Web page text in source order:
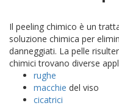
Il peeling chimico è un
soluzione chimica per
danneggiati. La pelle
chimici trovano diverse
rughe
macchie del viso
cicatrici